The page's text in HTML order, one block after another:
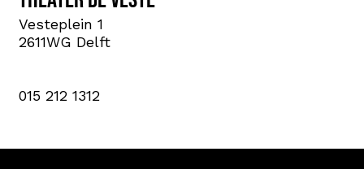
Vesteplein 1
2611WG Delft
015 212 1312